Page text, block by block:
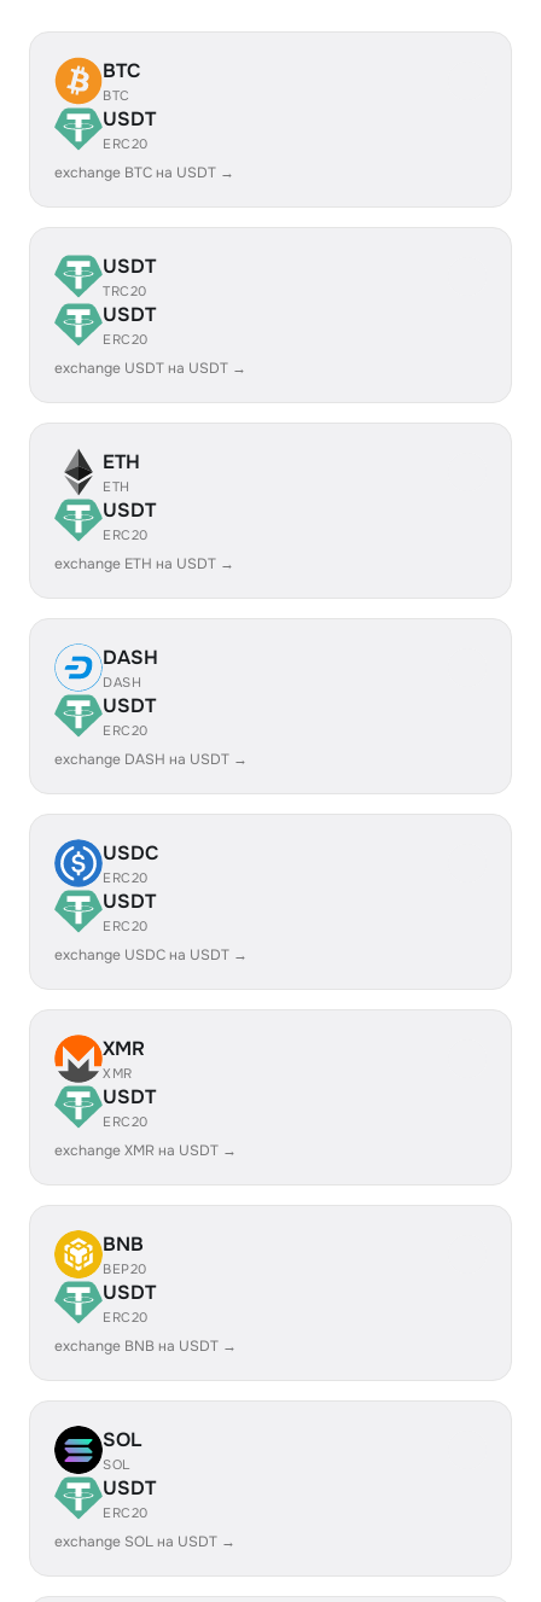
BTC
BTC
USDT
ERC20
exchange BTC на USDT →
USDT
TRC20
USDT
ERC20
exchange USDT на USDT →
ETH
ETH
USDT
ERC20
exchange ETH на USDT →
DASH
DASH
USDT
ERC20
exchange DASH на USDT →
USDC
ERC20
USDT
ERC20
exchange USDC на USDT →
XMR
XMR
USDT
ERC20
exchange XMR на USDT →
BNB
BEP20
USDT
ERC20
exchange BNB на USDT →
SOL
SOL
USDT
ERC20
exchange SOL на USDT →